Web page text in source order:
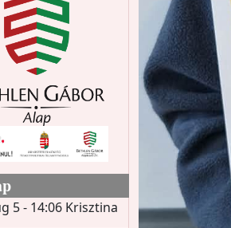
5 - 14:06 Krisztina